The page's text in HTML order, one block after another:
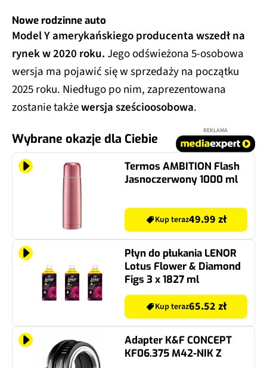
Nowe rodzinne auto
Model Y amerykańskiego producenta wszedł na
rynek w 2020 roku.Jego odświeżona 5-osobowa
wersja ma pojawić się w sprzedaży na początku
2025 roku. Niedługo po nim, zaprezentowana
zostanie takżewersja sześcioosobowa.
Wybrane okazje dla Ciebie
REKLAMA
Termos AMBITION Flash
Jasnoczerwony 1000 ml
Kup teraz49.99 zł
Płyn do płukania LENOR
Lotus Flower & Diamond
Figs 3 x 1827 ml
Kup teraz65.52 zł
Adapter K&F CONCEPT
KF06.375 M42-NIK Z